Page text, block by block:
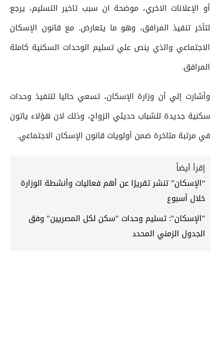
أو الإعلانات الاخري، موضحة ان سبب تاخير التسليم، يرجع
لتأخر تنفيذ المرافق، وهو ما يتعارض. مع قانون الإسكان
الاجتماعي والذي ينص علي تسليم الوحدات السكنية كاملة
المرافق.
وأشارت إلي أن وزارة الإسكان، تسعي حاليا لتنفيذ وحدات
سكنية جديدة للشباب حديثي الزواج، وذلك لان هؤلاء ياتون
في مرتبة متاخرة ضمن أولويات قانون الإسكان الاجتماعي.
إقرأ أيضاً
“الإسكان” تنشر تقريرًا عن أهم فعاليات وأنشطة الوزارة
خلال أسبوع
"الإسكان": تسليم وحدات "سكن لكل المصريين" وفق
الجدول الزمني المحدد